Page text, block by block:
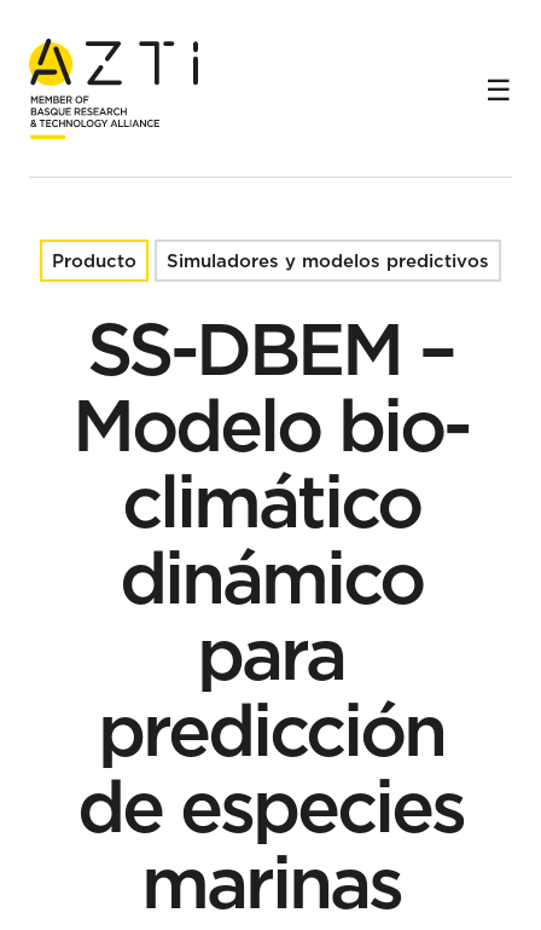
Inicio
Productos
SS-DBEM – Modelo bio-climático dinámico para
predicción de especies marinas
Producto Simuladores y modelos predictivos
SS-DBEM –
Modelo bio-
climático
dinámico
para
predicción
de especies
marinas